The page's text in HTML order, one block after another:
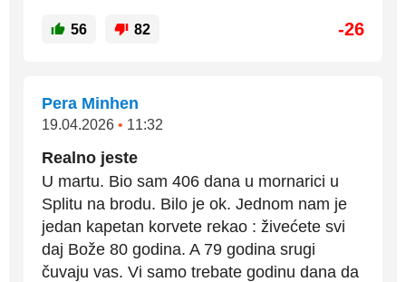
56 82 -26
Pera Minhen
19.04.2026 • 11:32
Realno jeste
U martu. Bio sam 406 dana u mornarici u
Splitu na brodu. Bilo je ok. Jednom nam je
jedan kapetan korvete rekao : živećete svi
daj Bože 80 godina. A 79 godina srugi
čuvaju vas. Vi samo trebate godinu dana da